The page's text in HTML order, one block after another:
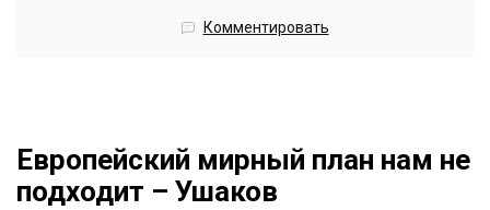
Комментировать
Европейский мирный план нам не
подходит – Ушаков